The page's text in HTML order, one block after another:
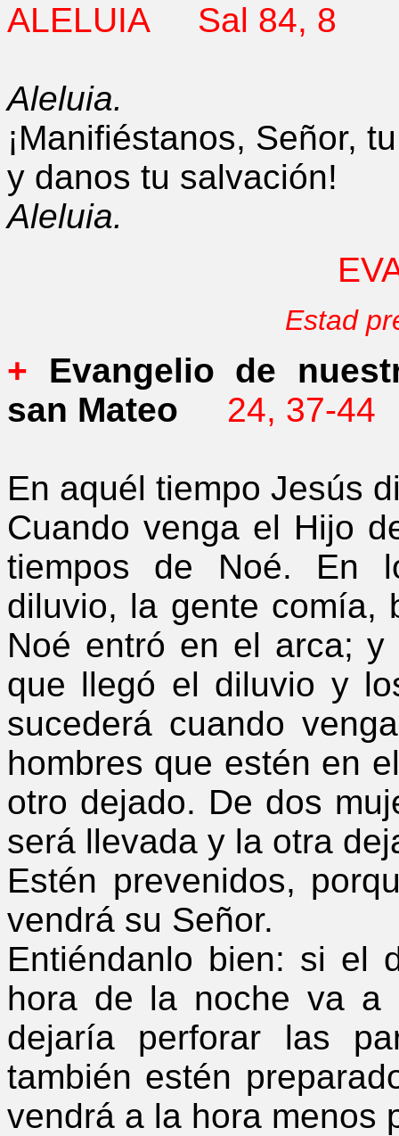
ALELUIA Sal 84, 8
Aleluia.
¡Manifiéstanos, Señor,
y danos tu salvación!
Aleluia.
Estad
+ Evangelio de
san Mateo
24, 37-44
En aquél tiempo Jesús
Cuando venga el Hijo
tiempos de Noé. En
diluvio, la gente comía,
Noé entró en el arca; y
que llegó el diluvio y
sucederá cuando
hombres que estén en
otro dejado. De dos
será llevada y la otra
Estén prevenidos,
vendrá su Señor.
Entiéndanlo bien: si el
hora de la noche va a
dejaría perforar las
también estén
vendrá a la hora menos